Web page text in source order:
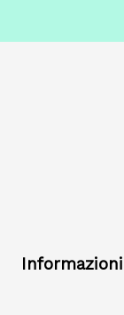
Informazioni